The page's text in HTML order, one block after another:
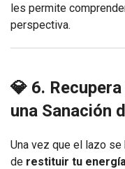
les permite
perspectiva.
💎 6.
una Sanación
Una vez que el lazo
de restituir tu